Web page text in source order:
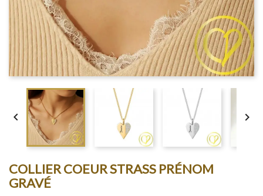
 
COLLIER COEUR STRASS PRÉNOM
GRAVÉ